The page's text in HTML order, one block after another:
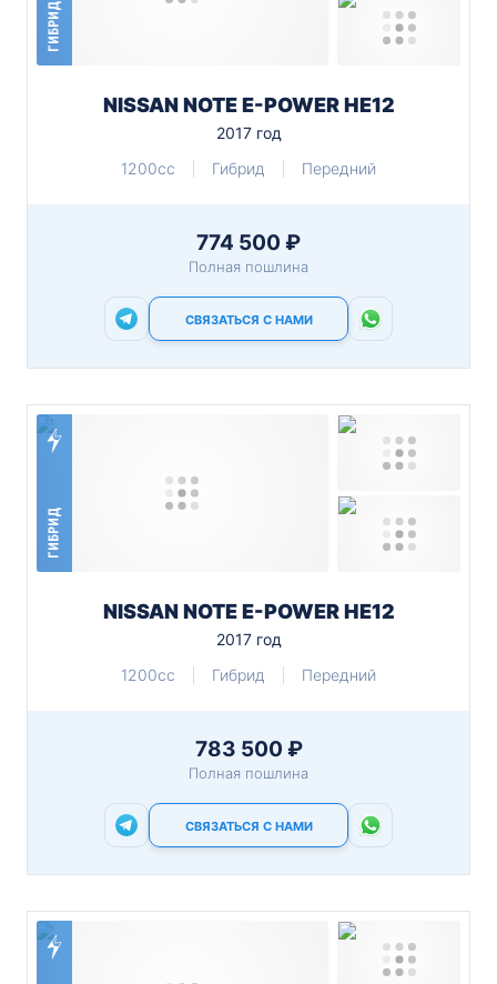
ГИБРИД
NISSAN NOTE E-POWER HE12
2017 год
1200cc
Гибрид Передний
774 500 ₽
Полная пошлина
СВЯЗАТЬСЯ С НАМИ
ГИБРИД
NISSAN NOTE E-POWER HE12
2017 год
1200cc
Гибрид Передний
783 500 ₽
Полная пошлина
СВЯЗАТЬСЯ С НАМИ